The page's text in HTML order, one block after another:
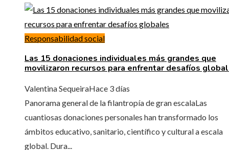
Responsabilidad social
Las 15 donaciones individuales más grandes que
movilizaron recursos para enfrentar desafíos
Valentina SequeiraHace 3 días
Panorama general de la filantropía de gran escalaLas
cuantiosas donaciones personales han transformado los
ámbitos educativo, sanitario, científico y cultural a escala
global. Dura...